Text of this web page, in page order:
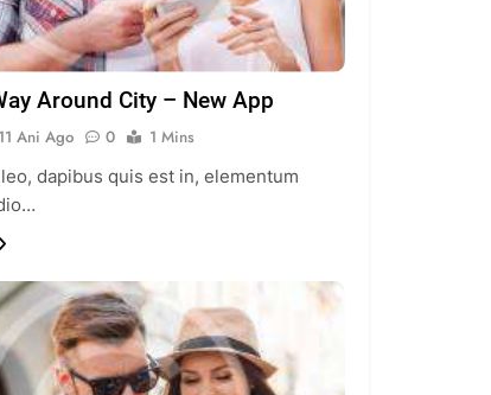
Around City – New App
11 Ani Ago 0
1 Mins
dapibus quis est in, elementum